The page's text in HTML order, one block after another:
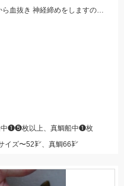
釣ったサカナはすぐに締めず港に着いてから血抜き 神経締めをしますので旨さ 食感が違い過ぎますッ‼︎
中❶❺枚以上、真鯛船中❶枚
イズ〜52㌢、真鯛66㌢